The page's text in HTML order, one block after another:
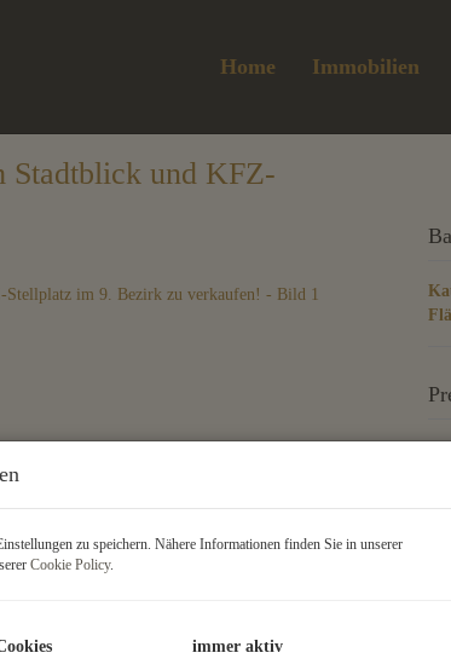
Home Immobilien
Stadtblick und KFZ-
zu speichern. Nähere Informationen finden Sie in unserer
Cookie Policy.
immer aktiv